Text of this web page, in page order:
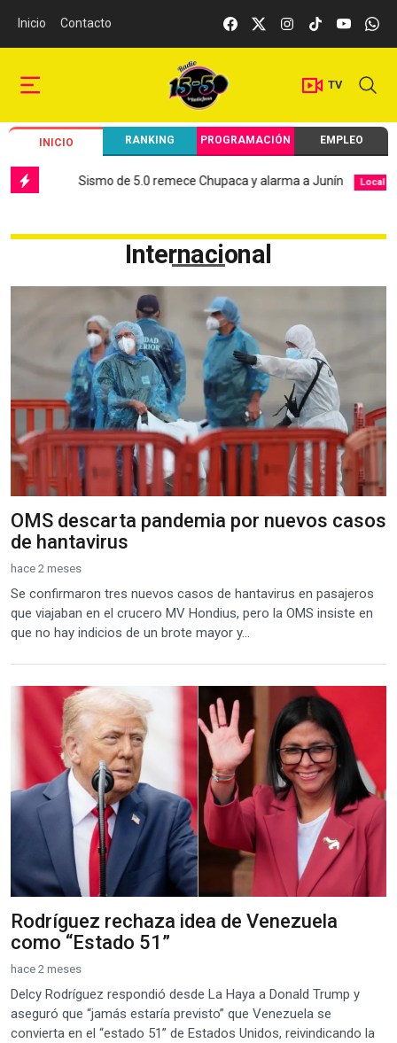
Inicio Contacto
TV
INICIO RANKING PROGRAMACIÓN EMPLEO
de 5.0 remece Chupaca y alarma a Junín Local Hospital El
Internacional
OMS descarta pandemia por nuevos casos
de hantavirus
hace 2 meses
Se confirmaron tres nuevos casos de hantavirus en pasajeros
que viajaban en el crucero MV Hondius, pero la OMS insiste en
que no hay indicios de un brote mayor y...
Rodríguez rechaza idea de Venezuela
como “Estado 51”
hace 2 meses
Delcy Rodríguez respondió desde La Haya a Donald Trump y
aseguró que “jamás estaría previsto” que Venezuela se
convierta en el “estado 51” de Estados Unidos, reivindicando la